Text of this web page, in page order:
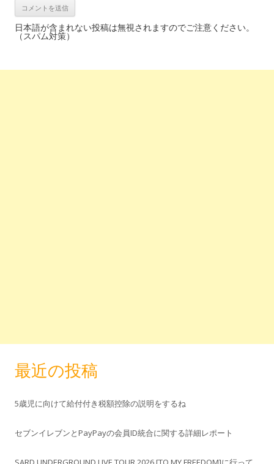
日本語が含まれない投稿は無視されますのでご注意ください。
（スパム対策）
最近の投稿
5歳児に向けて給付付き税額控除の説明をするね
セブンイレブンとPayPayの会員ID統合に関する詳細レポート